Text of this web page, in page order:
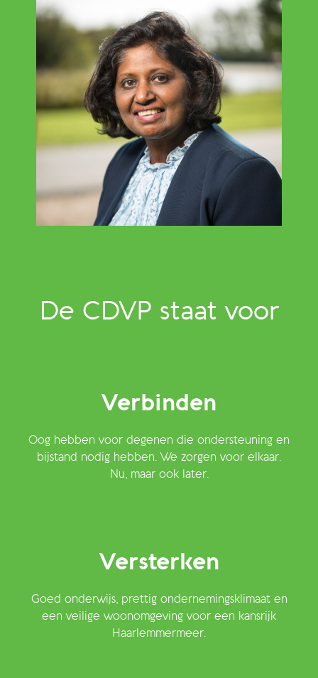
De CDVP staat voor
Verbinden
Oog hebben voor degenen die ondersteuning en
bijstand nodig hebben. We zorgen voor elkaar.
Nu, maar ook later.
Versterken
Goed onderwijs, prettig ondernemingsklimaat en
een veilige woonomgeving voor een kansrijk
Haarlemmermeer.